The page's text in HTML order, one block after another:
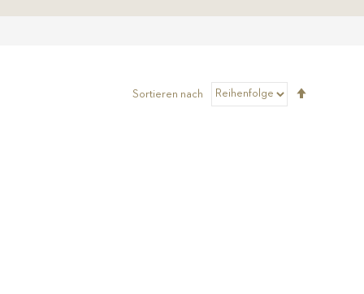
Sortieren nach